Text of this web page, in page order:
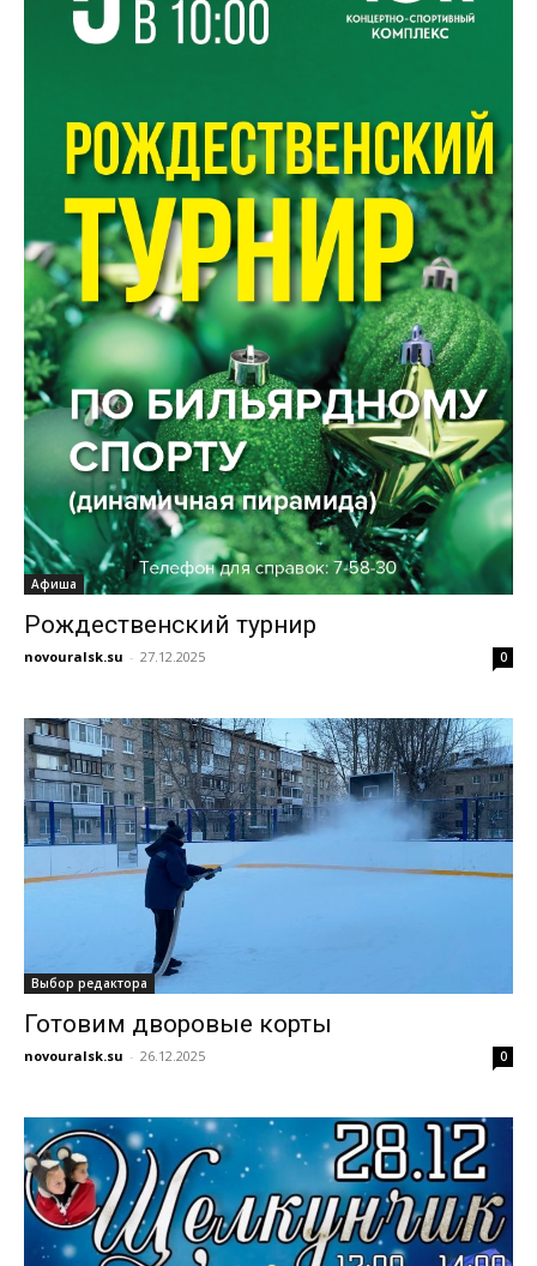
Афиша
Рождественский турнир
novouralsk.su - 27.12.2025 0
Выбор редактора
Готовим дворовые корты
novouralsk.su - 26.12.2025 0